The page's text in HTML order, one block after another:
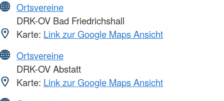
Ortsvereine
DRK-OV Bad Friedrichshall
Karte: Link zur Google Maps Ansicht
Ortsvereine
DRK-OV Abstatt
Karte: Link zur Google Maps Ansicht